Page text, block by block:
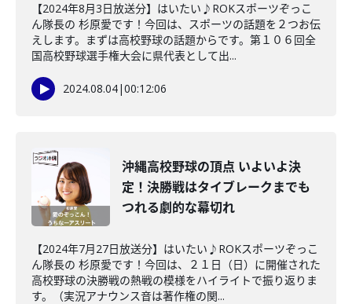
【2024年8月3日放送分】はいたい♪ROKスポーツぞっこ
ん隊長の 杉原愛です！今回は、スポーツの話題を２つお伝
えします。まずは高校野球の話題からです。第１０６回全
国高校野球選手権大会に県代表として出...
2024.08.04|00:12:06
沖縄高校野球の頂点 いよいよ決
定！決勝戦はタイブレークまでも
つれる劇的な幕切れ
【2024年7月27日放送分】はいたい♪ROKスポーツぞっこ
ん隊長の 杉原愛です！今回は、２１日（日）に開催された
高校野球の決勝戦の熱戦の模様をハイライトで振り返りま
す。（実況アナウンス音は著作権の関...